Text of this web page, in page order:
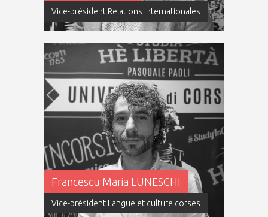
Vice-président Relations internationales
Francescu Maria LUNESCHI
Vice-président Langue et culture corses